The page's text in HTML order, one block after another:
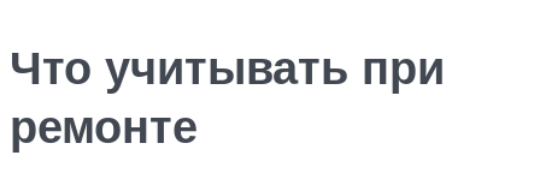
Что учитывать при
ремонте